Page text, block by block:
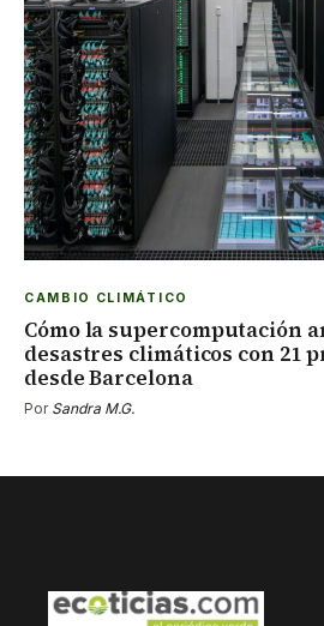
CAMBIO CLIMÁTICO
Cómo la supercomputación
desastres climáticos con 21
desde Barcelona
Por Sandra M.G.